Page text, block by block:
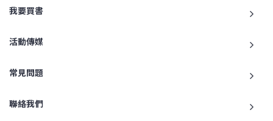
我要買書
活動傳媒
常見問題
聯絡我們